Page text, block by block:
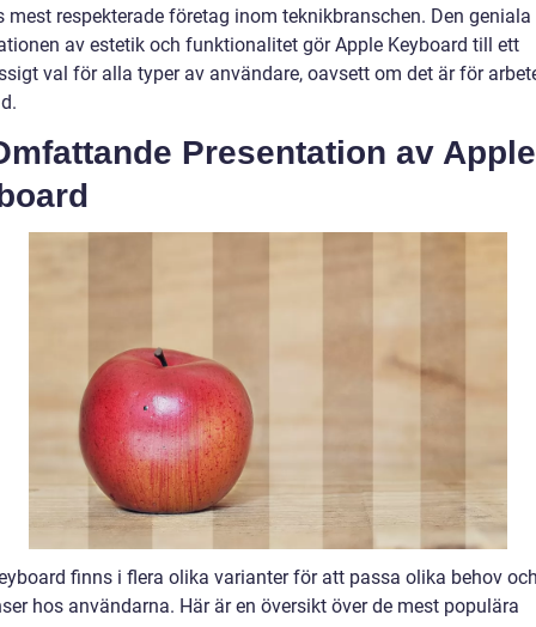
mest respekterade företag inom teknikbranschen. Den geniala
av estetik och funktionalitet gör Apple Keyboard till ett
val för alla typer av användare, oavsett om det är för
Presentation av Apple
finns i flera olika varianter för att passa olika behov
hos användarna. Här är en översikt över de mest populära